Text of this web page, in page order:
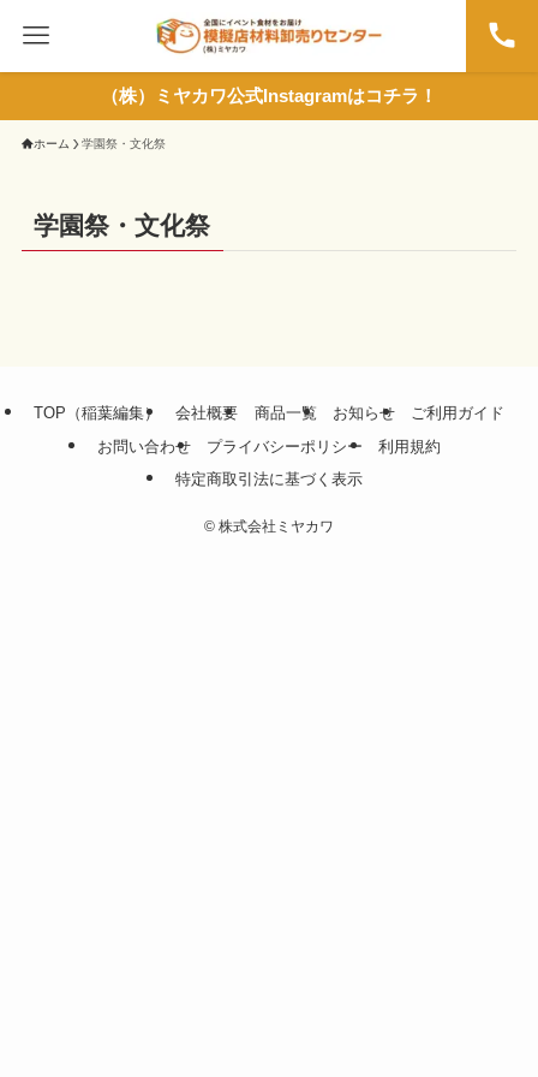
（株）ミヤカワ公式Instagramはコチラ！
ホーム 学園祭・文化祭
学園祭・文化祭
TOP（稲葉編集） 会社概要 商品一覧 お知らせ
ご利用ガイド
お問い合わせ
プライバシーポリシー
利用規約
特定商取引法に基づく表示
© 株式会社ミヤカワ